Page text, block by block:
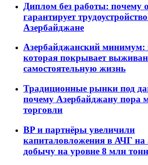
Диплом без работы: почему
гарантирует
Азербайджане
Азербайджанский минимум:
которая покрывает
самостоятельную жизнь
Традиционные рынки под
почему Азербайджану пора
торговли
BP и партнёры увеличили
капиталовложения в АЧГ на
добычу на уровне 8 млн тонн